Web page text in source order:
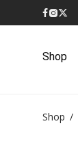
Shop
Shop /